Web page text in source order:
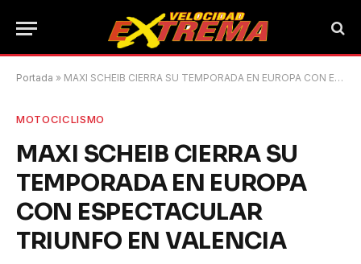
Portada » MAXI SCHEIB CIERRA SU TEMPORADA EN EUROPA CON ESPECTACULAR TRIUNFO EN VALENCIA
MOTOCICLISMO
MAXI SCHEIB CIERRA SU
TEMPORADA EN EUROPA
CON ESPECTACULAR
TRIUNFO EN VALENCIA